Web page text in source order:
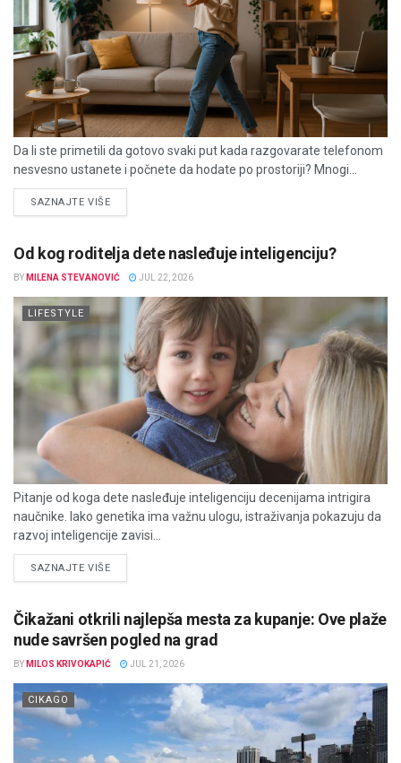
Da li ste primetili da gotovo svaki put kada razgovarate telefonom
nesvesno ustanete i počnete da hodate po prostoriji? Mnogi...
SAZNAJTE VIŠEDETAILS
Od kog roditelja dete nasleđuje inteligenciju?
BY MILENA STEVANOVIĆ JUL 22, 2026
LIFESTYLE
Pitanje od koga dete nasleđuje inteligenciju decenijama intrigira
naučnike. Iako genetika ima važnu ulogu, istraživanja pokazuju da
razvoj inteligencije zavisi...
SAZNAJTE VIŠEDETAILS
Čikažani otkrili najlepša mesta za kupanje: Ove plaže
nude savršen pogled na grad
BY MILOS KRIVOKAPIĆ JUL 21, 2026
CIKAGO